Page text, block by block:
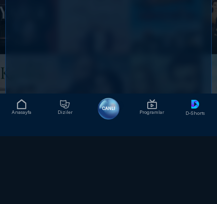
Anasayfa Diziler
CANLI
Programlar D-Shorts